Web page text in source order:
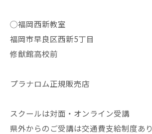
◯福岡西新教室
福岡市早良区西新5丁目
修猷館高校前
プラナロム正規販売店
スクールは対面・オンライン受講
県外からのご受講は交通費支給制度あり